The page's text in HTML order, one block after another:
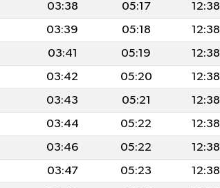
03:38 05:17 12:38
03:39 05:18 12:38
03:41 05:19 12:38
03:42 05:20 12:38
03:43 05:21 12:38
03:44 05:22 12:38
03:46 05:22 12:38
03:47 05:23 12:38